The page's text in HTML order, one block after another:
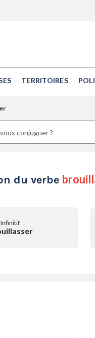
TERRITOIRES
du verbe
Infinitif